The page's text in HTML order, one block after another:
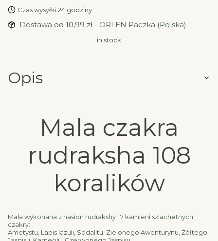
Czas wysyłki:24 godziny
Dostawa od 10,99 zł - ORLEN Paczka (Polska)
in stock
Opis
Mala czakra
rudraksha 108
koralików
Mala wykonana z nasion rudrakshy i 7 kamieni szlachetnych
czakry:
Ametystu, Lapis lazuli, Sodalitu, Zielonego Awenturynu, Żółtego